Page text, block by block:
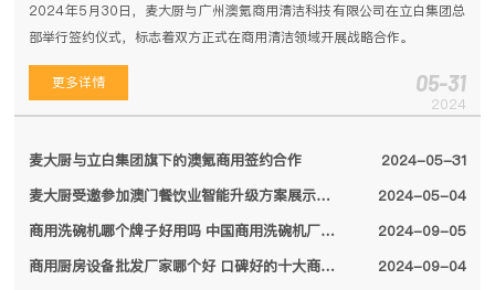
2024年5月30日，麦大厨与广州澳氪商用清洁科技有限公司在立白集团总
部举行签约仪式，标志着双方正式在商用清洁领域开展战略合作。
更多详情 05-31
2024
麦大厨与立白集团旗下的澳氪商用签约合作
2024-05-31
麦大厨受邀参加澳门餐饮业智能升级方案展示会，备受特区领导关注
2024-05-04
商用洗碗机哪个牌子好用吗 中国商用洗碗机厂家排名前十名单2024
2024-09-05
商用厨房设备批发厂家哪个好 口碑好的十大商用厨房设备厂家名单2024
2024-09-04